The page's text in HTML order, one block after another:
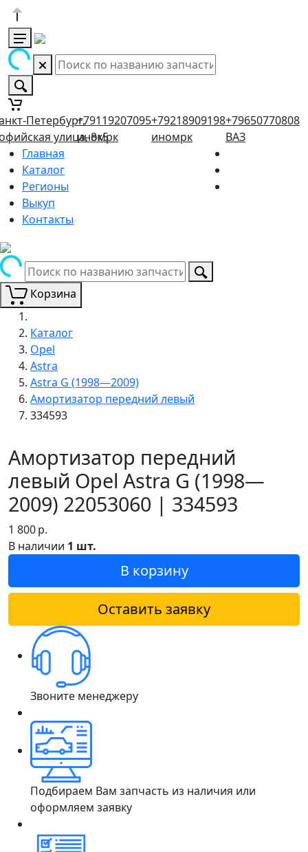
Петербург,
улица, 8к5
+79119207095
иномрк
+79218909198
иномрк
+79650770808
ВАЗ
Главная
Каталог
Регионы
Выкуп
Контакты
Корзина
Каталог
Opel
Astra
Astra G (1998—2009)
Амортизатор передний левый
334593
Амортизатор передний
левый Opel Astra G (1998—
2009) 22053060 | 334593
1 800р.
В наличии 1 шт.
В корзину
Оставить заявку
Звоните менеджеру
Подбираем Вам запчасть из наличия или
оформляем заявку